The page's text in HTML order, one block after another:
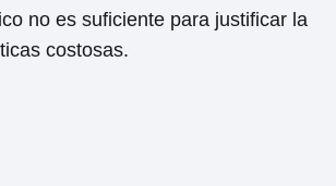
no es suficiente para justificar la
costosas.